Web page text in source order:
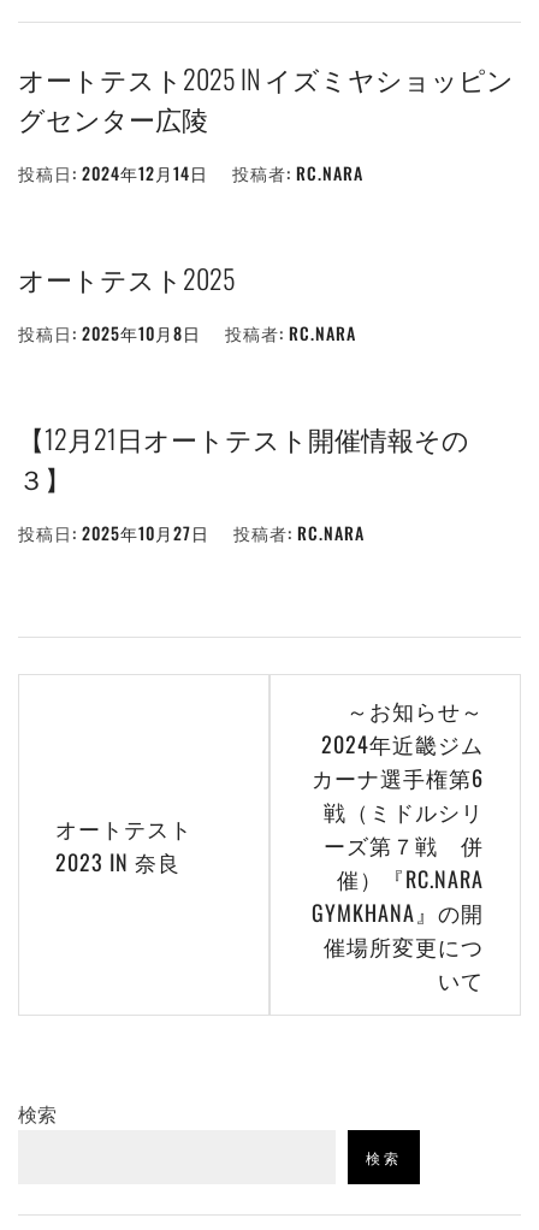
オートテスト2025 IN イズミヤショッピン
グセンター広陵
投稿日: 2024年12月14日 投稿者: RC.NARA
オートテスト2025
投稿日: 2025年10月8日 投稿者: RC.NARA
【12月21日オートテスト開催情報その
３】
投稿日: 2025年10月27日 投稿者: RC.NARA
ョ
オートテスト
2023 IN 奈良
～お知らせ～
2024年近畿ジム
カーナ選手権第6
戦（ミドルシリ
ーズ第７戦 併
催）『RC.NARA
GYMKHANA』の開
催場所変更につ
いて
検索
検索